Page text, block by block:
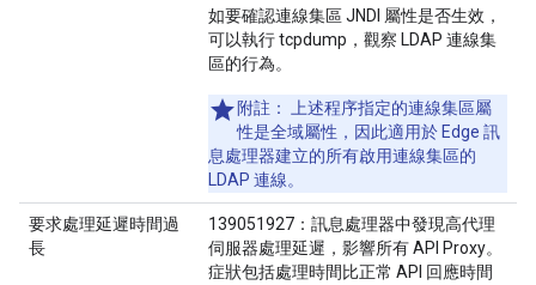
如要確認連線集區 JNDI 屬性是否生效，
可以執行 tcpdump，觀察 LDAP 連線集
區的行為。
附註：
上述程序指定的連線集區屬
性是全域屬性，因此適用於 Edge 訊
息處理器建立的所有啟用連線集區的
LDAP 連線。
要求處理延遲時間過
長
139051927：訊息處理器中發現高代理
伺服器處理延遲，影響所有 API Proxy。
症狀包括處理時間比正常 API 回應時間